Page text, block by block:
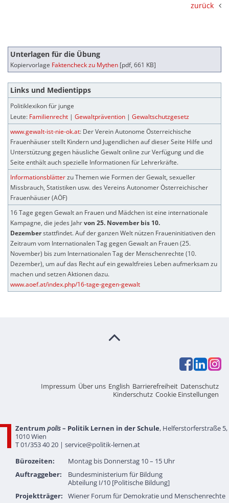
zurück
Unterlagen für die Übung
Kopiervorlage Faktencheck zu Mythen [pdf, 661 KB]
Links und Medientipps
Politiklexikon für junge
Leute: Familienrecht | Gewaltprävention | Gewaltschutzgesetz
www.gewalt-ist-nie-ok.at: Der Verein Autonome Österreichische
Frauenhäuser stellt Kindern und Jugendlichen auf dieser Seite Hilfe und
Unterstützung gegen häusliche Gewalt online zur Verfügung und die
Seite enthält auch spezielle Informationen für Lehrerkräfte.
Informationsblätterzu Themen wie Formen der Gewalt, sexueller
Missbrauch, Statistiken usw. des Vereins Autonomer Österreichischer
Frauenhäuser (AÖF)
16 Tage gegen Gewalt an Frauen und Mädchen ist eine internationale
Kampagne, die jedes Jahrvon 25. November bis 10.
Dezemberstattfindet. Auf der ganzen Welt nützen Fraueninitiativen den
Zeitraum vom Internationalen Tag gegen Gewalt an Frauen (25.
November) bis zum Internationalen Tag der Menschenrechte (10.
Dezember), um auf das Recht auf ein gewaltfreies Leben aufmerksam zu
machen und setzen Aktionen dazu.
www.aoef.at/index.php/16-tage-gegen-gewalt
Impressum Über uns English Barrierefreiheit Datenschutz
Kinderschutz Cookie Einstellungen
Zentrum polis– Politik Lernen in der Schule, Helferstorferstraße 5,
1010 Wien
T 01/353 40 20 | service@politik-lernen.at
Bürozeiten:
Montag bis Donnerstag 10 – 15 Uhr
Auftraggeber:
Bundesministerium für Bildung
Abteilung I/10 [Politische Bildung]
Projektträger:
Wiener Forum für Demokratie und Menschenrechte